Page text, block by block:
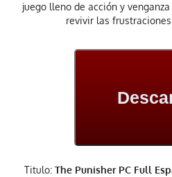
juego lleno de acción y
revivir las frustraciones
Titulo:The Punisher PC Full